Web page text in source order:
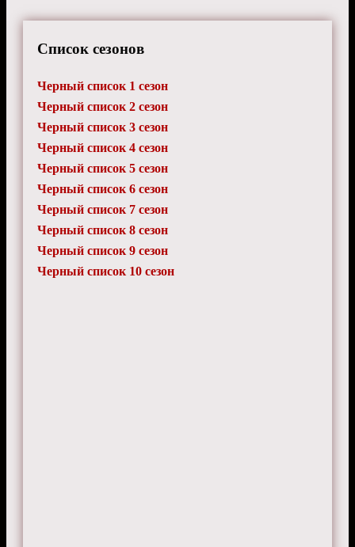
Список сезонов
Черный список 1 сезон
Черный список 2 сезон
Черный список 3 сезон
Черный список 4 сезон
Черный список 5 сезон
Черный список 6 сезон
Черный список 7 сезон
Черный список 8 сезон
Черный список 9 сезон
Черный список 10 сезон